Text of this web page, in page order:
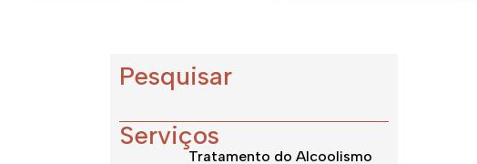
Pesquisar
Serviços
Tratamento do Alcoolismo